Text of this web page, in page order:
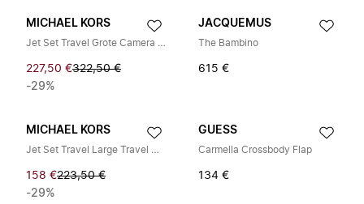
MICHAEL KORS
Jet Set Travel Grote Camera Crossbody Tas
227,50 €322,50 €
-29%
JACQUEMUS
The Bambino
615 €
MICHAEL KORS
Jet Set Travel Large Travel Continental
158 €223,50 €
-29%
GUESS
Carmella Crossbody Flap
134 €